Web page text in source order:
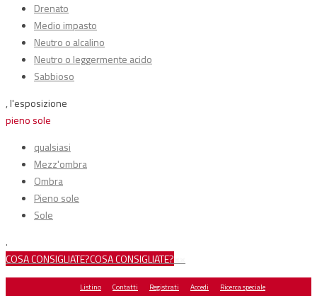
Drenato
Medio impasto
Neutro o alcalino
Neutro o leggermente acido
Sabbioso
, l'esposizione
pieno sole
qualsiasi
Mezz'ombra
Ombra
Pieno sole
Sole
.
COSA CONSIGLIATE?COSA CONSIGLIATE?
Listino Contatti Registrati Accedi Ricerca speciale